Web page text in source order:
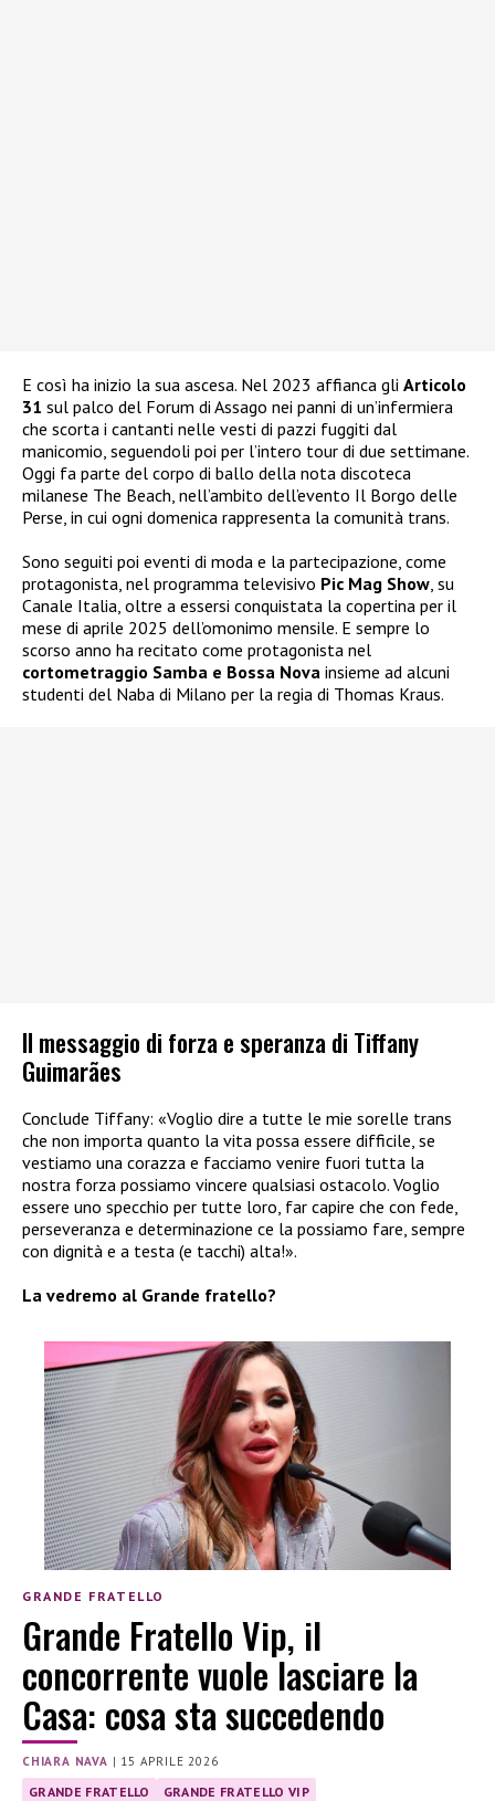
E così ha inizio la sua ascesa. Nel 2023 affianca gli Articolo
31 sul palco del Forum di Assago nei panni di un’infermiera
che scorta i cantanti nelle vesti di pazzi fuggiti dal
manicomio, seguendoli poi per l’intero tour di due settimane.
Oggi fa parte del corpo di ballo della nota discoteca
milanese The Beach, nell’ambito dell’evento Il Borgo delle
Perse, in cui ogni domenica rappresenta la comunità trans.
Sono seguiti poi eventi di moda e la partecipazione, come
protagonista, nel programma televisivo Pic Mag Show, su
Canale Italia, oltre a essersi conquistata la copertina per il
mese di aprile 2025 dell’omonimo mensile. E sempre lo
scorso anno ha recitato come protagonista nel
cortometraggio Samba e Bossa Nova insieme ad alcuni
studenti del Naba di Milano per la regia di Thomas Kraus.
Il messaggio di forza e speranza di Tiffany
Guimarães
Conclude Tiffany: «Voglio dire a tutte le mie sorelle trans
che non importa quanto la vita possa essere difficile, se
vestiamo una corazza e facciamo venire fuori tutta la
nostra forza possiamo vincere qualsiasi ostacolo. Voglio
essere uno specchio per tutte loro, far capire che con fede,
perseveranza e determinazione ce la possiamo fare, sempre
con dignità e a testa (e tacchi) alta!».
La vedremo al Grande fratello?
GRANDE FRATELLO
Grande Fratello Vip, il
concorrente vuole lasciare la
Casa: cosa sta succedendo
CHIARA NAVA | 15 APRILE 2026
GRANDE FRATELLO GRANDE FRATELLO VIP